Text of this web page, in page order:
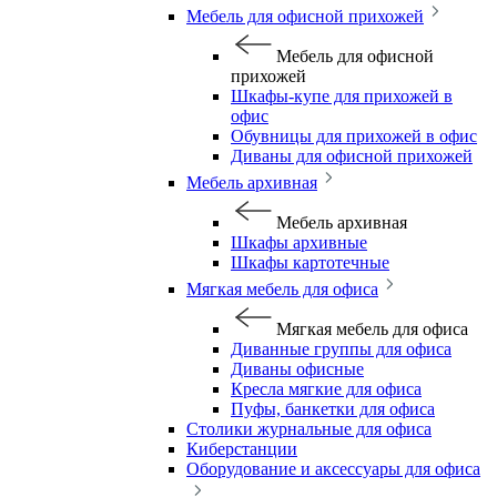
Мебель для офисной прихожей
Мебель для офисной
прихожей
Шкафы-купе для прихожей в
офис
Обувницы для прихожей в офис
Диваны для офисной прихожей
Мебель архивная
Мебель архивная
Шкафы архивные
Шкафы картотечные
Мягкая мебель для офиса
Мягкая мебель для офиса
Диванные группы для офиса
Диваны офисные
Кресла мягкие для офиса
Пуфы, банкетки для офиса
Столики журнальные для офиса
Киберстанции
Оборудование и аксессуары для офиса